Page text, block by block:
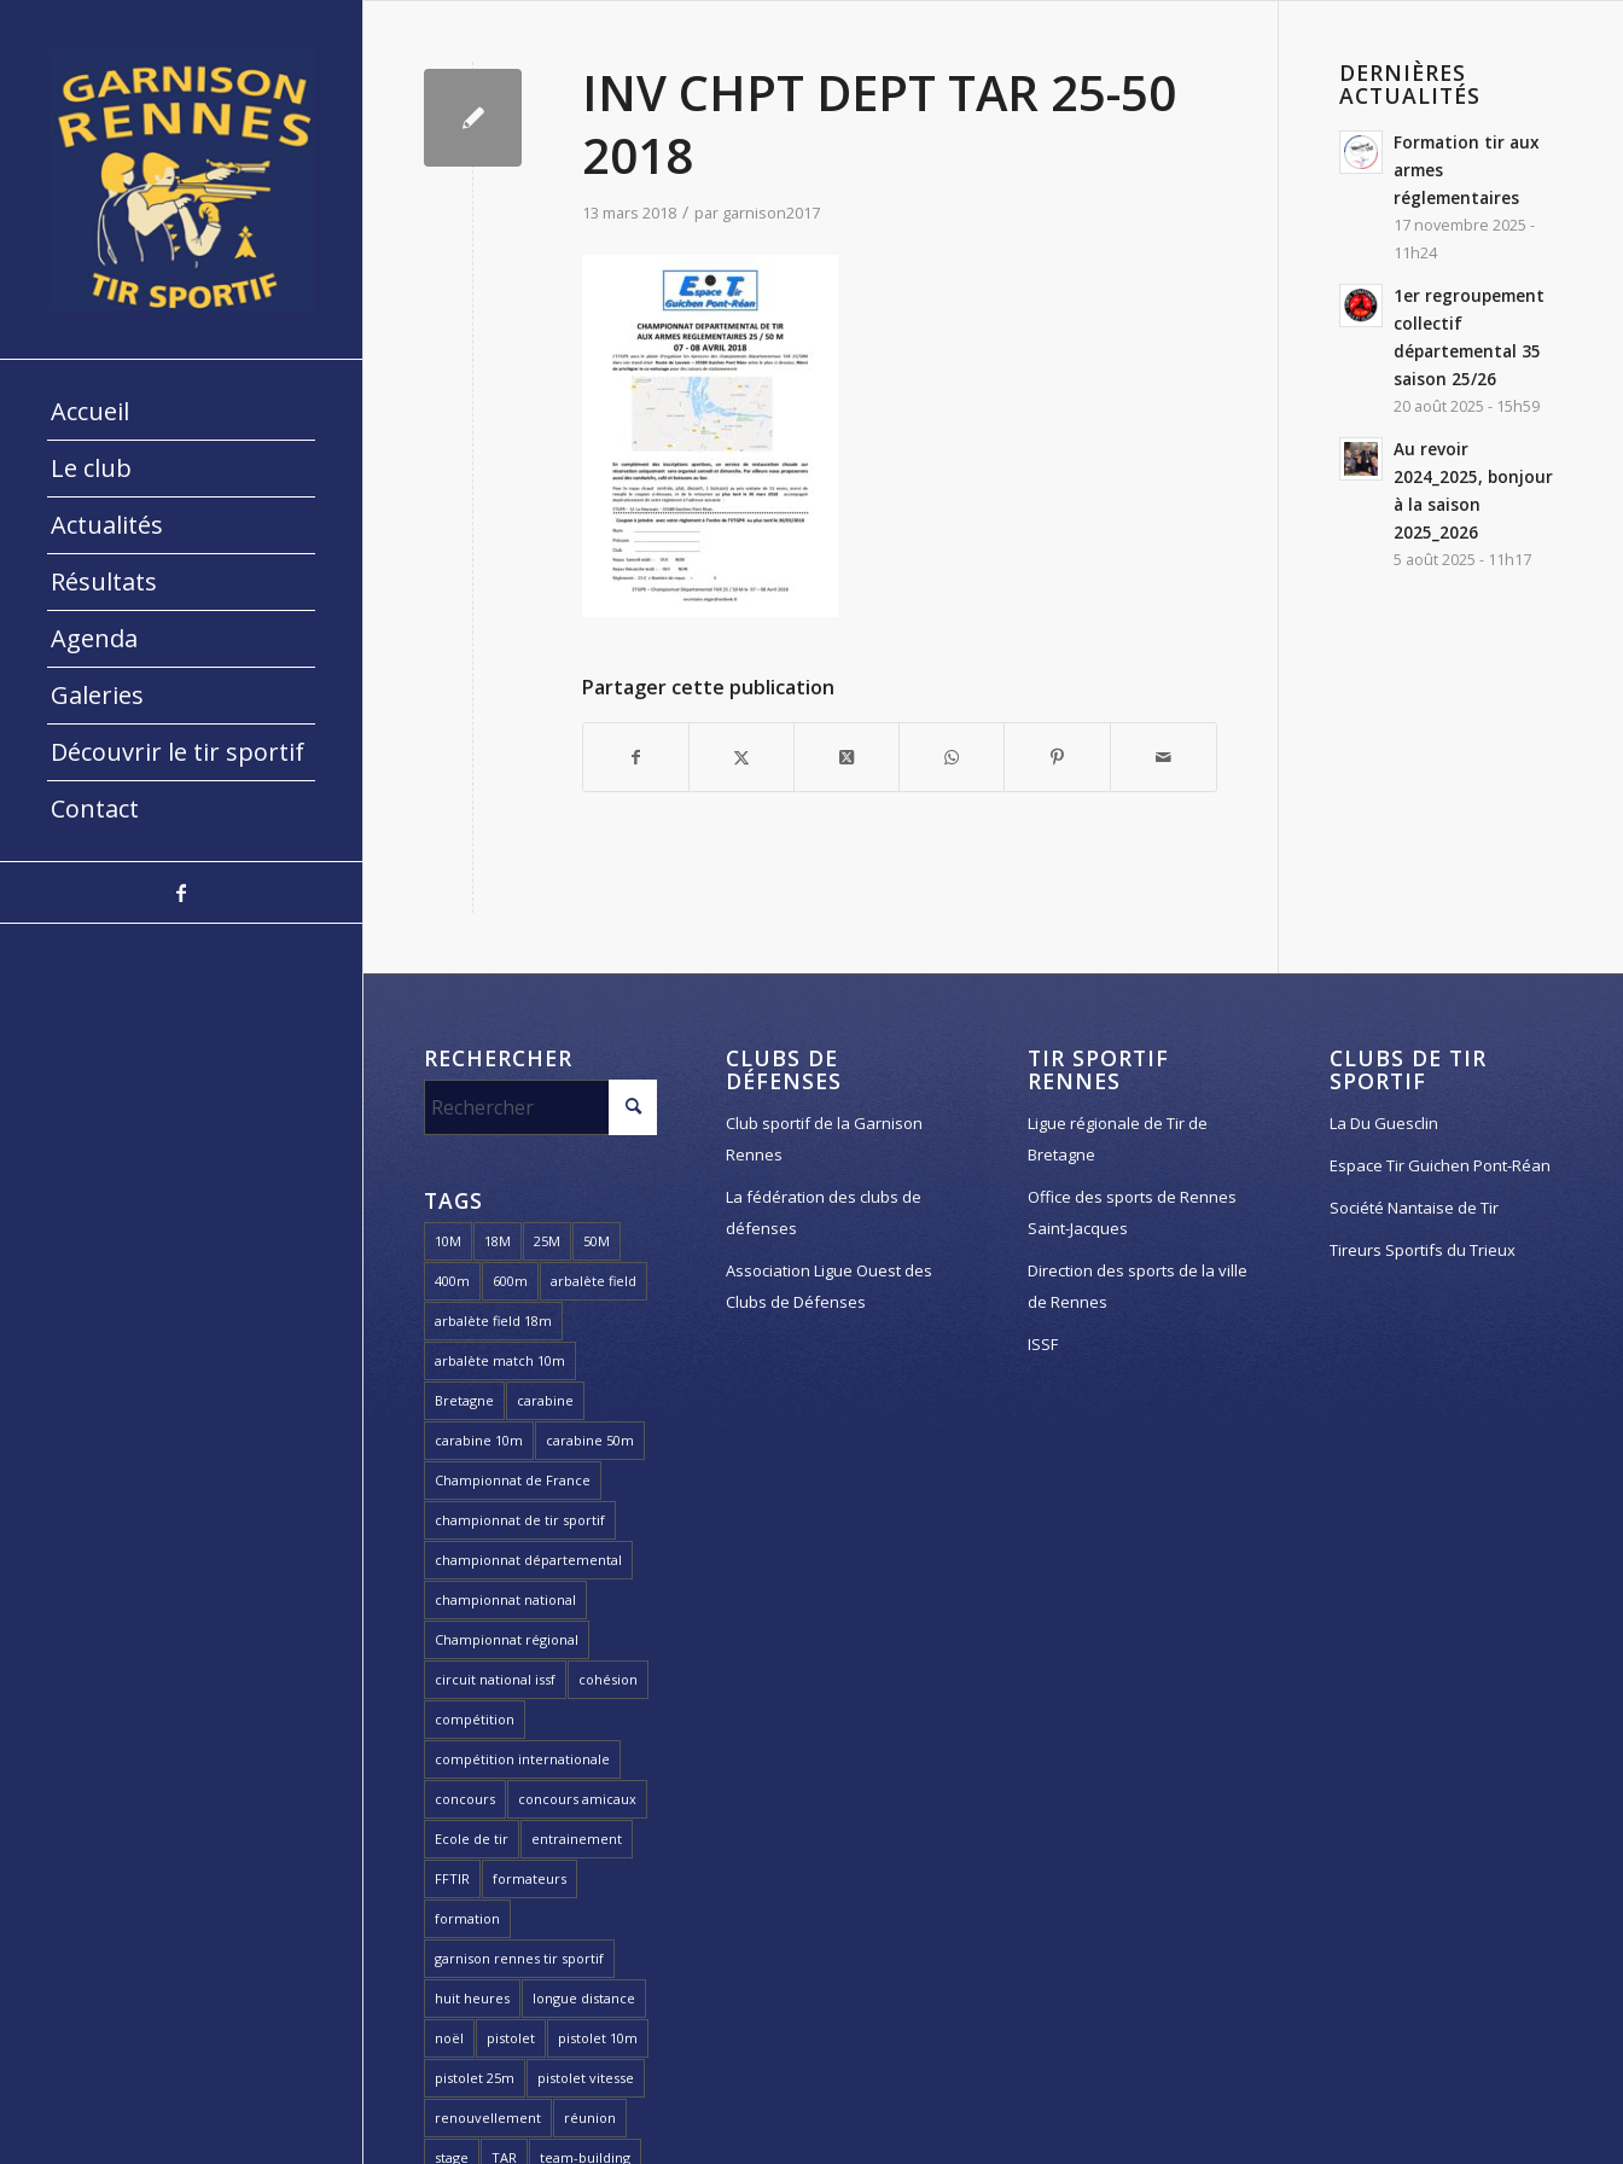
Accueil
Le club
Actualités
Résultats
Agenda
Galeries
Découvrir le tir sportif
Contact
INV CHPT DEPT TAR 25-50
2018
13 mars 2018 / par garnison2017
Partager cette publication
DERNIÈRES
ACTUALITÉS
Formation tir aux
armes
réglementaires
17 novembre 2025 -
11h24
1er regroupement
collectif
départemental 35
saison 25/26
20 août 2025 - 15h59
Au revoir
2024_2025, bonjour
à la saison
2025_2026
5 août 2025 - 11h17
RECHERCHER
TAGS
10M 18M 25M 50M
400m 600m arbalète field
arbalète field 18m
arbalète match 10m
Bretagne carabine
carabine 10m carabine 50m
Championnat de France
championnat de tir sportif
championnat départemental
championnat national
Championnat régional
circuit national issf cohésion
compétition
compétition internationale
concours concours amicaux
Ecole de tir entrainement
FFTIR formateurs
formation
garnison rennes tir sportif
huit heures longue distance
noël pistolet pistolet 10m
pistolet 25m pistolet vitesse
renouvellement réunion
stage TAR team-building
CLUBS DE
DÉFENSES
Club sportif de la Garnison
Rennes
La fédération des clubs de
défenses
Association Ligue Ouest des
Clubs de Défenses
TIR SPORTIF
RENNES
Ligue régionale de Tir de
Bretagne
Office des sports de Rennes
Saint-Jacques
Direction des sports de la ville
de Rennes
ISSF
CLUBS DE TIR
SPORTIF
La Du Guesclin
Espace Tir Guichen Pont-Réan
Société Nantaise de Tir
Tireurs Sportifs du Trieux